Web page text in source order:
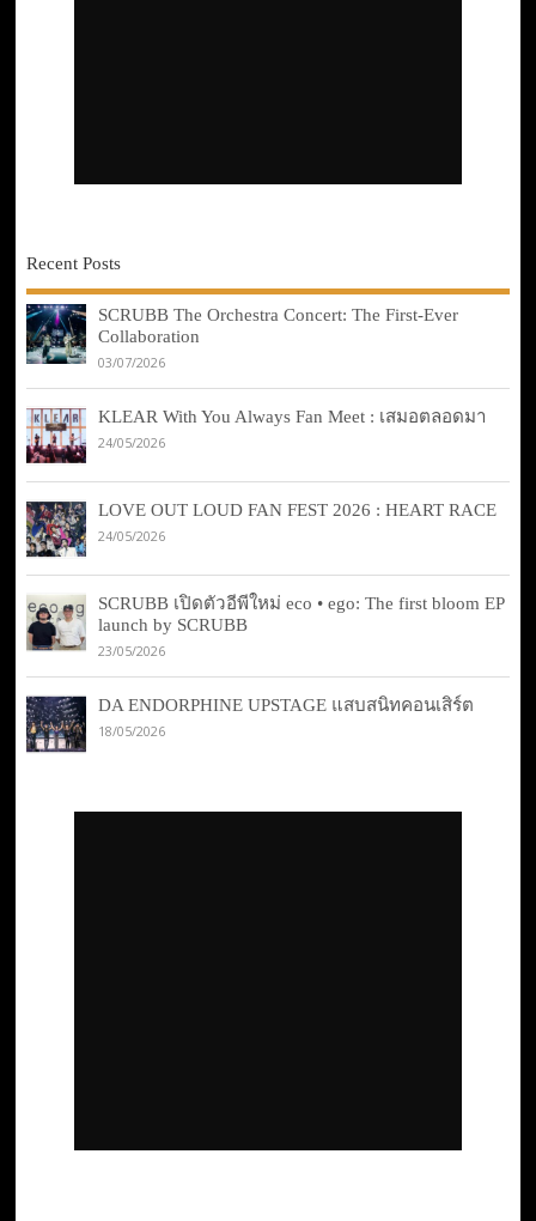
Recent Posts
SCRUBB The Orchestra Concert: The First-Ever
Collaboration
03/07/2026
KLEAR With You Always Fan Meet : เสมอตลอดมา
24/05/2026
LOVE OUT LOUD FAN FEST 2026 : HEART RACE
24/05/2026
SCRUBB เปิดตัวอีพีใหม่ eco • ego: The first bloom EP
launch by SCRUBB
23/05/2026
DA ENDORPHINE UPSTAGE แสบสนิทคอนเสิร์ต
18/05/2026